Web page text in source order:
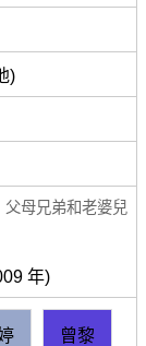
)
父母兄弟和老婆兒
年)
曾黎